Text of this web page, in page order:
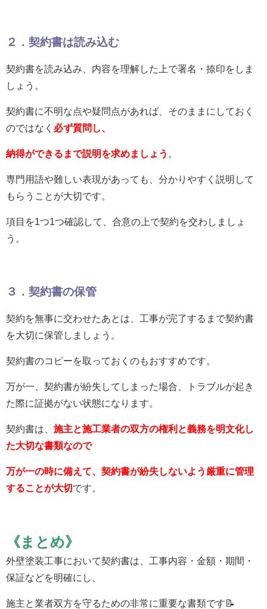
２．契約書は読み込む
契約書を読み込み、内容を理解した上で署名・捺印をしま
しょう。
契約書に不明な点や疑問点があれば、そのままにしておく
のではなく 必ず質問し、
納得ができるまで説明を求めましょう 。
専門用語や難しい表現があっても、分かりやすく説明して
もらうことが大切です。
項目を1つ1つ確認して、合意の上で契約を交わしましょ
う。
３．契約書の保管
契約を無事に交わせたあとは、工事が完了するまで契約書
を大切に保管しましょう。
契約書のコピーを取っておくのもおすすめです。
万が一、契約書が紛失してしまった場合、トラブルが起き
た際に証拠がない状態になります。
契約書は、 施主と施工業者の双方の権利と義務を明文化し
た大切な書類なので
万が一の時に備えて、契約書が紛失しないよう厳重に管理
することが大切です。
《まとめ》
外壁塗装工事において契約書は、工事内容・金額・期間・
保証などを明確にし、
施主と業者双方を守るための非常に重要な書類です📝